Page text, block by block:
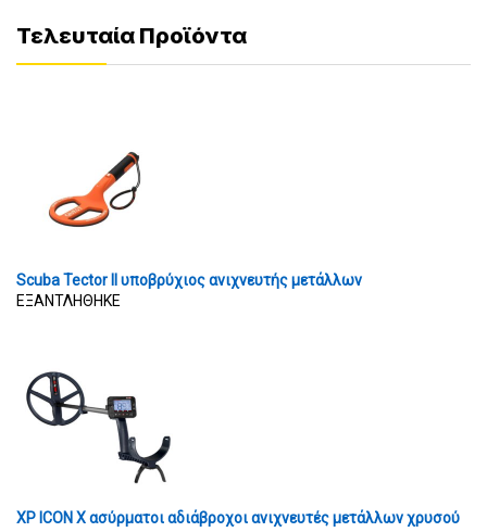
Τελευταία Προϊόντα
Scuba Tector II υποβρύχιος ανιχνευτής μετάλλων
ΕΞΑΝΤΛΗΘΗΚΕ
XP ICON X ασύρματοι αδιάβροχοι ανιχνευτές μετάλλων χρυσού